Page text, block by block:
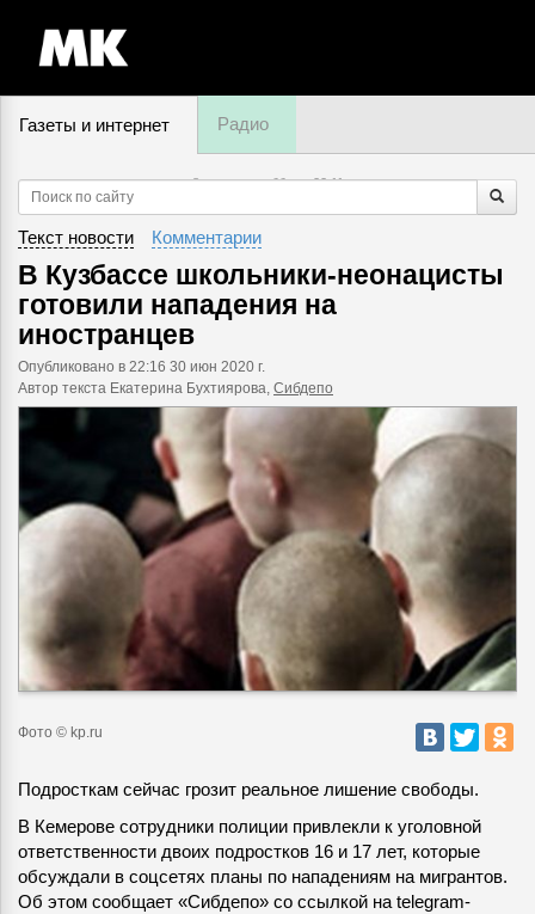
Газеты и интернет Радио
8 августа, суббота,22:11
Текст новости Комментарии
В Кузбассе школьники-неонацисты
готовили нападения на
иностранцев
Опубликовано в 22:16 30 июн 2020 г.
Автор текста Екатерина Бухтиярова, Сибдепо
Фото © kp.ru
Подросткам сейчас грозит реальное лишение свободы.
В Кемерове сотрудники полиции привлекли к уголовной
ответственности двоих подростков 16 и 17 лет, которые
обсуждали в соцсетях планы по нападениям на мигрантов.
Об этом сообщает «Сибдепо» со ссылкой на telegram-